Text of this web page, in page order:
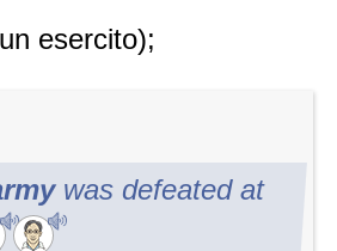
esercito);
was defeated at